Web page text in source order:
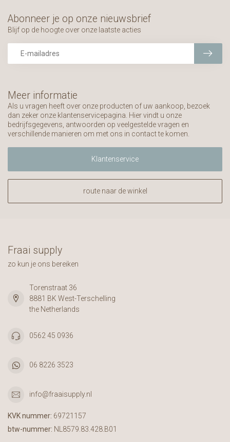
Meer informatie
Als u vragen heeft over onze producten of uw aankoop, bezoek
dan zeker onze klantenservicepagina. Hier vindt u onze
bedrijfsgegevens, antwoorden op veelgestelde vragen en
verschillende manieren om met ons in contact te komen.
Klantenservice
route naar de winkel
Abonneer je op onze nieuwsbrief
Blijf op de hoogte over onze laatste acties
Fraai supply
zo kun je ons bereiken
Torenstraat 36
8881 BK West-Terschelling
the Netherlands
0562 45 0936
06 8226 3523
info@fraaisupply.nl
KVK nummer: 69721157
btw-nummer: NL8579.83.428.B01